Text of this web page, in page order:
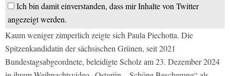
Ich bin damit einverstanden, dass mir Inhalte von Twitter
angezeigt werden.
Kaum weniger zimperlich zeigte sich Paula Piechotta. Die
Spitzenkandidatin der sächsischen Grünen, seit 2021
Bundestagsabgeordnete, beleidigte Scholz am 23. Dezember 2024